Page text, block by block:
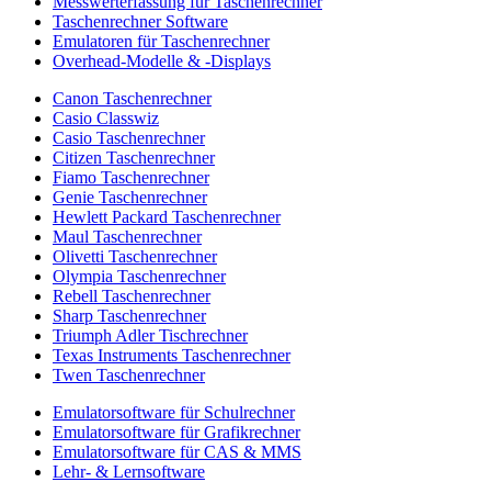
Taschenrechner Software
Emulatoren für Taschenrechner
Overhead-Modelle & -Displays
Canon Taschenrechner
Casio Classwiz
Casio Taschenrechner
Citizen Taschenrechner
Fiamo Taschenrechner
Genie Taschenrechner
Hewlett Packard Taschenrechner
Maul Taschenrechner
Olivetti Taschenrechner
Olympia Taschenrechner
Rebell Taschenrechner
Sharp Taschenrechner
Triumph Adler Tischrechner
Texas Instruments Taschenrechner
Twen Taschenrechner
Emulatorsoftware für Schulrechner
Emulatorsoftware für Grafikrechner
Emulatorsoftware für CAS & MMS
Lehr- & Lernsoftware